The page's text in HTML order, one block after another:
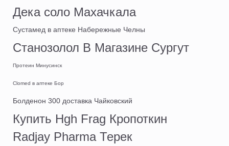
Дека соло Махачкала
Сустамед в аптеке Набережные Челны
Станозолол В Магазине Сургут
Протеин Минусинск
Clomed в аптеке Бор
Болденон 300 доставка Чайковский
Купить Hgh Frag Кропоткин
Radjay Pharma Терек